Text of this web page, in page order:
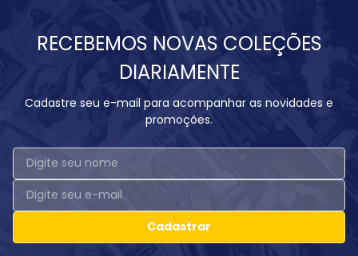
RECEBEMOS NOVAS COLEÇÕES
DIARIAMENTE
Cadastre seu e-mail para acompanhar as novidades e
promoções.
Cadastrar